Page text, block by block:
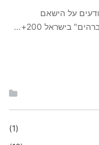
על הישאם
בישראל 200+…
(1)